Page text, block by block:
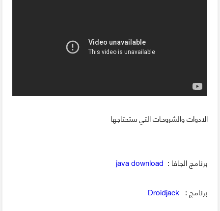
الادوات والشروحات التي ستحتاجها
برنامج الجافا :
برنامج :Droidjack